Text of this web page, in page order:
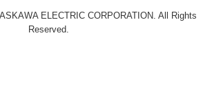
ELECTRIC CORPORATION. All Rights
Reserved.